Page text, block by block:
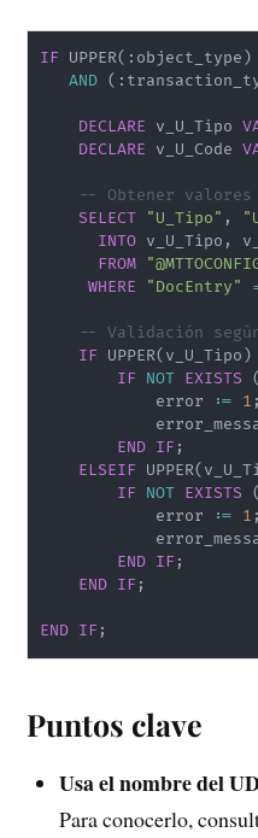
IF UPPER( :object_type )
AND (
DECLARE v_U_Tipo
DECLARE v_U_Code
-- Obtener valores
SELECT
"U_Tipo" ,
INTO v_U_Tipo ,
FROM
WHERE
"DocEntry"
-- Validación
IF UPPER( v_U_Tipo )
IF
NOT EXISTS (
            error :
= 1 ;
END IF ;
ELSEIF UPPER(
IF
NOT EXISTS (
            error :
= 1 ;
END IF ;
END IF ;
END IF ;
Puntos clave
Usa el nombre del
Para conocerlo,